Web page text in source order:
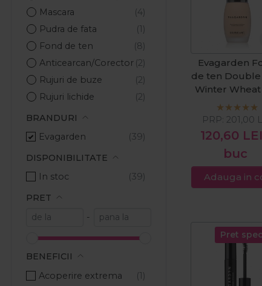
Mascara
Pudra de fata
Fond de ten
Anticearcan/Corector
Rujuri de buze
Rujuri lichide
Creioane de ochi
Creioane de buze
💄Make-up
Make-up ochi
Make-up fata
BRANDURI
Evagarden
DISPONIBILITATE
In stoc
PRET
-
BENEFICII
Acoperire extrema
Evagarden
de ten Double
Winter Wheat
30ml
120,60 LEI
buc
PRP: 201,00
Adauga in
Pret